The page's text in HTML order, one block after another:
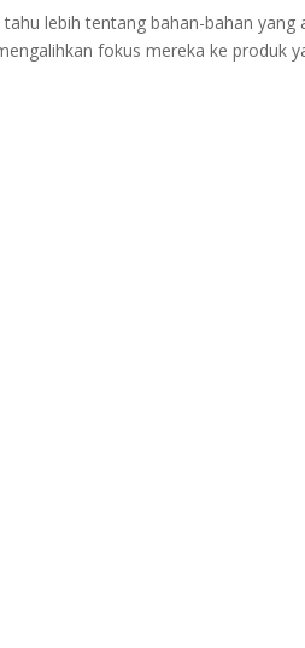
lebih tentang bahan-bahan yang
fokus mereka ke produk